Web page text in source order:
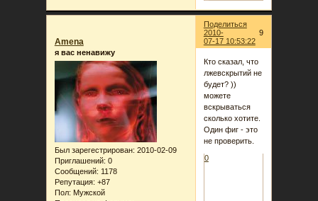
Поделиться
9
2010-
07-17 10:53:22
Amena
я вас ненавижу
Был зарегестрирован: 2010-02-09
Приглашений: 0
Сообщений: 1178
Репутация: +87
Пол: Мужской
Кто сказал, что
лжевскрытий не
будет? ))
можете
вскрываться
сколько хотите.
Один фиг - это
не проверить.
0